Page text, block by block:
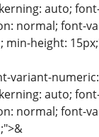
auto;
normal; font-
min-height:
variant-
auto;
normal; font-